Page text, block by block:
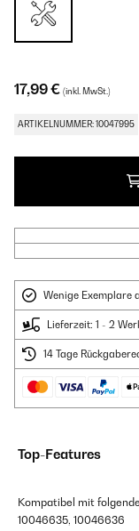
17,99 € (inkl. MwSt.)
ARTIKELNUMMER: 10047995
Wenige Exemplare
Lieferzeit: 1 - 2
14 Tage
Top-Features
Kompatibel mit
10046635, 10046636